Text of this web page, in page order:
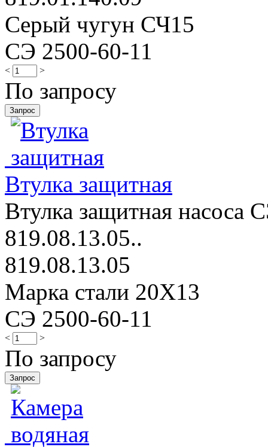
Серый чугун СЧ15
СЭ 2500-60-11
< >
По запросу
Втулка защитная
Втулка защитная насоса
819.08.13.05..
819.08.13.05
Марка стали 20Х13
СЭ 2500-60-11
< >
По запросу